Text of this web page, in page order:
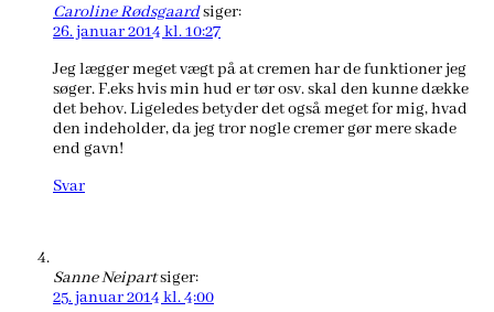
Caroline Rødsgaardsiger:
26. januar 2014 kl. 10:27
Jeg lægger meget vægt på at cremen har de funktioner jeg
søger. F.eks hvis min hud er tør osv. skal den kunne dække
det behov. Ligeledes betyder det også meget for mig, hvad
den indeholder, da jeg tror nogle cremer gør mere skade
end gavn!
Svar
Sanne Neipartsiger:
25. januar 2014 kl. 4:00